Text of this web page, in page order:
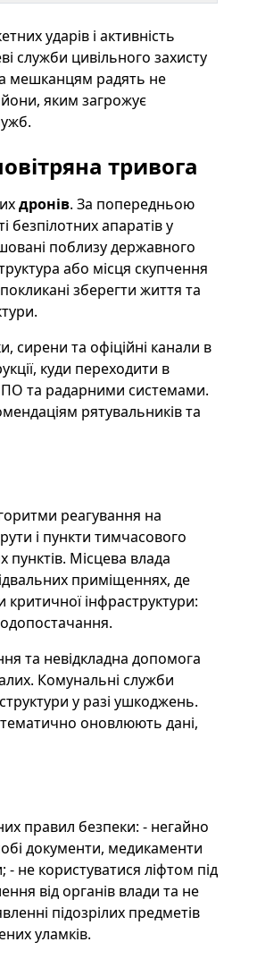
ударів і активність
служби цивільного захисту
мешканцям радять не
яким загрожує
тривога
дронів. За попередньою
безпілотних апаратів у
поблизу державного
або місця скупчення
зберегти життя та
та офіційні канали в
куди переходити в
та радарними системами.
рятувальників та
реагування на
і пункти тимчасового
Місцева влада
приміщеннях, де
інфраструктури:
та невідкладна допомога
Комунальні служби
у разі ушкоджень.
оновлюють дані,
правил безпеки: - негайно
документи, медикаменти
не користуватися ліфтом під
від органів влади та не
підозрілих предметів
уламків.